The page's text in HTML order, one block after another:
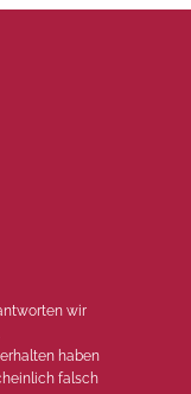
wir
haben
falsch